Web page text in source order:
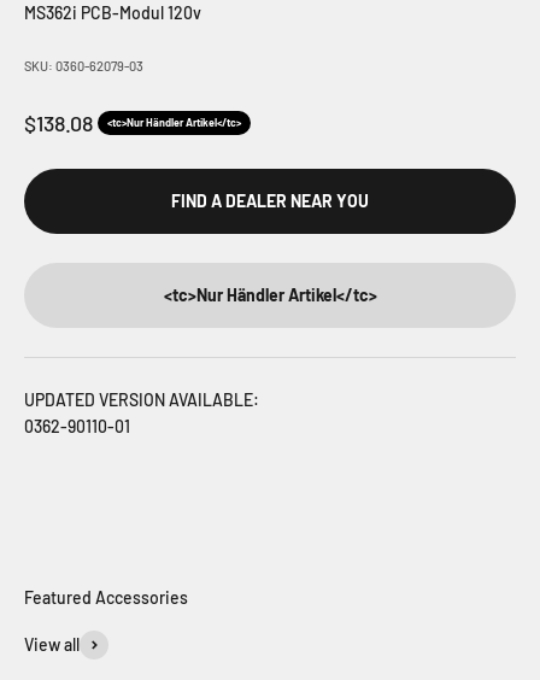
MS362i PCB-Modul 120v
SKU: 0360-62079-03
Angebot
$138.08 <tc>Nur Händler Artikel</tc>
FIND A DEALER NEAR YOU
<tc>Nur Händler Artikel</tc>
UPDATED VERSION AVAILABLE:
0362-90110-01
View all